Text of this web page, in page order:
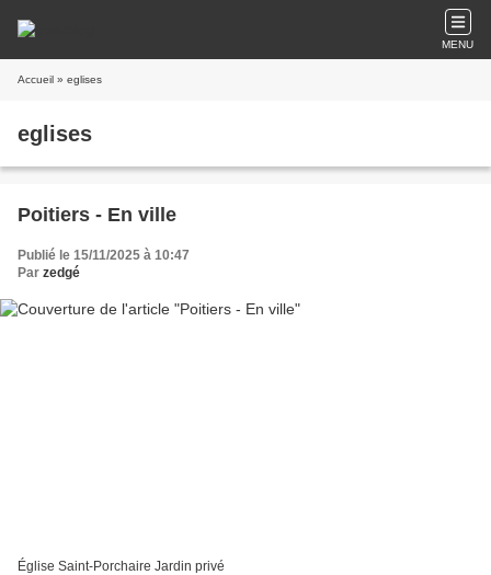
MENU
Accueil » eglises
eglises
Poitiers - En ville
Publié le 15/11/2025 à 10:47
Par zedgé
Église Saint-Porchaire Jardin privé